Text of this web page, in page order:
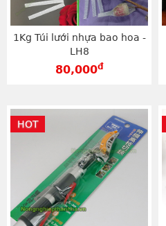
1Kg Túi lưới nhựa bao hoa -
LH8
80,000đ
HOT